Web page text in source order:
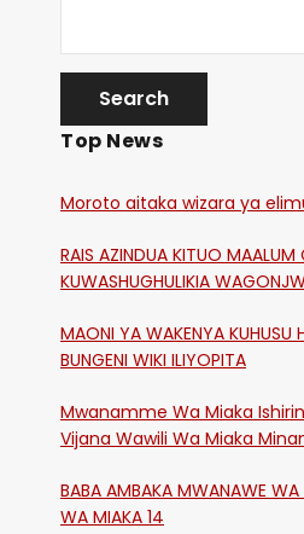
Top News
Moroto aitaka wizara ya
RAIS AZINDUA KITUO MAALUM
KUWASHUGHULIKIA
MAONI YA WAKENYA KUHUSU HOTUBA YAKE RAIS
BUNGENI WIKI ILIYOPITA
Mwanamme Wa Miaka
Vijana Wawili Wa Miaka
BABA AMBAKA MWANAWE WA
WA MIAKA 14